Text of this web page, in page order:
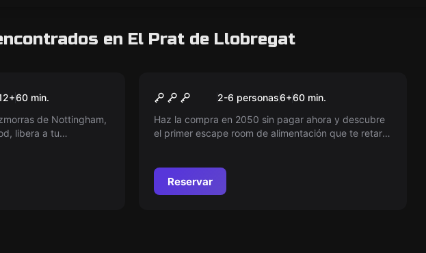
en El Prat de Llobregat
Hood
+60 min.
de Nottingham,
libera a tu
Nuevo
Escape: Comida 2050
2-6 personas6+60 min.
Haz la compra en 2050 sin pagar ahora y descubre
el primer escape room de alimentación que te retará
del carrito!
Reservar